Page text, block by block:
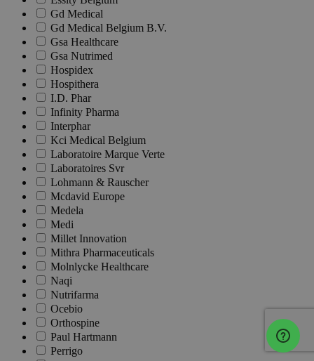
Gd Medical
Gd Medical Belgium B.V.
Gsa Healthcare
Gsa Nutrimed
Hospidex
Hospithera
I.D. Phar
Infinity Pharma
Interphar
Kci Medical Belgium
Laboratoire Marque Verte
Laboratoires Svr
Lohmann & Rauscher
Mcdavid Europe
Medela
Medi
Millet Innovation
Mithra Pharmaceuticals
Molnlycke Healthcare
Naqi
Nutrifarma
Ocebio
Orthospine
Paul Hartmann
Perrigo